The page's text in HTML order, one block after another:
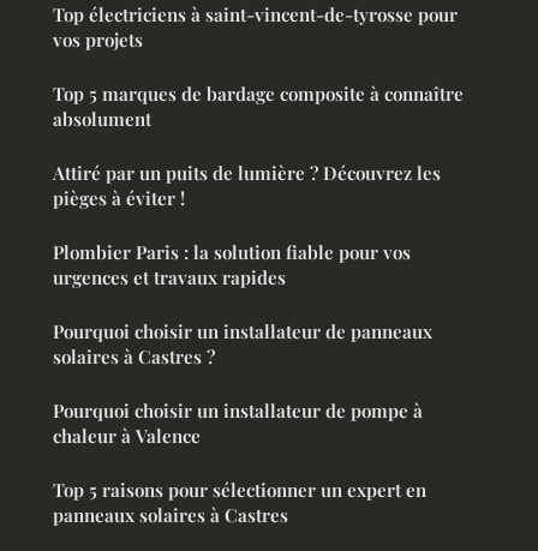
Top électriciens à saint-vincent-de-tyrosse pour
vos projets
Top 5 marques de bardage composite à connaître
absolument
Attiré par un puits de lumière ? Découvrez les
pièges à éviter !
Plombier Paris : la solution fiable pour vos
urgences et travaux rapides
Pourquoi choisir un installateur de panneaux
solaires à Castres ?
Pourquoi choisir un installateur de pompe à
chaleur à Valence
Top 5 raisons pour sélectionner un expert en
panneaux solaires à Castres